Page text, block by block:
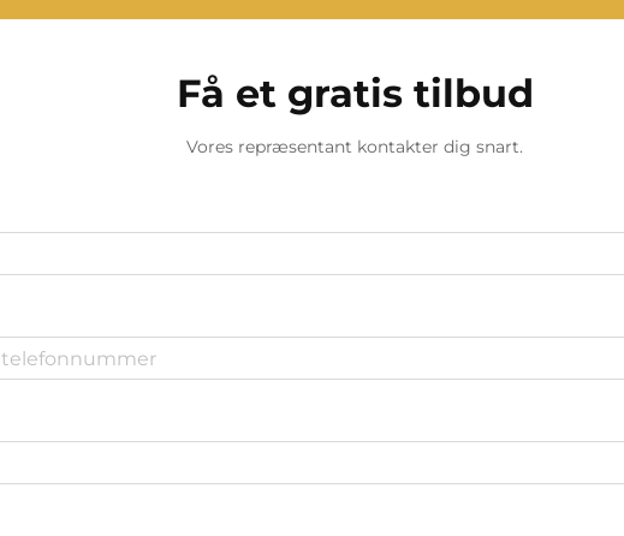
Få et gratis tilbud
Vores repræsentant kontakter dig snart.